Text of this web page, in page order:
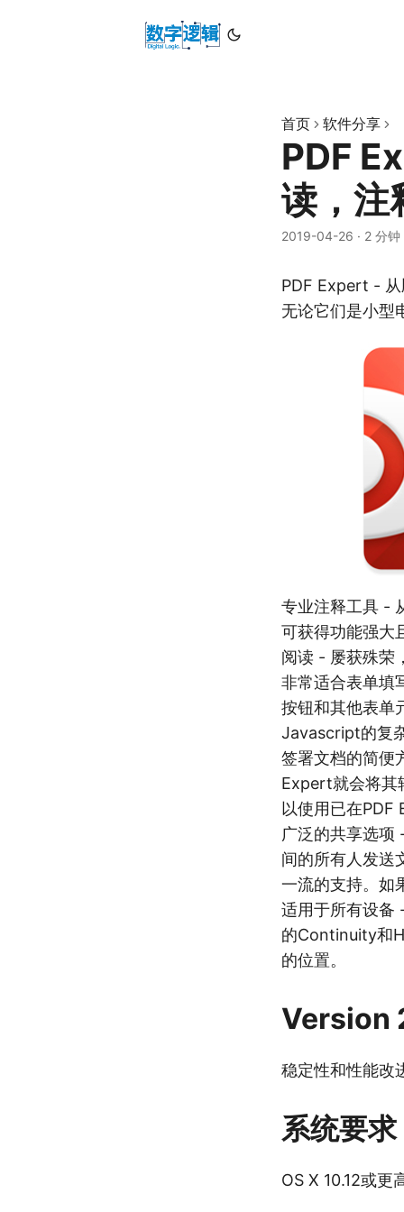
首页 软件分享
PDF
读，注
2019-04-26 · 2 分钟
PDF Expert - 从
无论它们是小型
专业注释工具 -
可获得功能强大
阅读 - 屡获殊荣
非常适合表单填
按钮和其他表单
Javascript的复
签署文档的简便
Expert就会将其
以使用已在
广泛的共享选项
间的所有人发送
一流的支持。如
适用于所有设备
的Continuity和
的位置。
Version
稳定性和性能改
系统要求
OS X 10.12或更